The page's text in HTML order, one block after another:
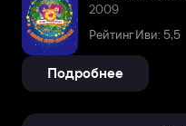
2009
Рейтинг Иви: 5,5
Подробнее